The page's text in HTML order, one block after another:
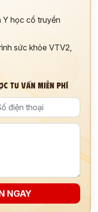
Y học cổ truyền
sức khỏe VTV2,
TƯ VẤN MIỄN PHÍ
NGAY